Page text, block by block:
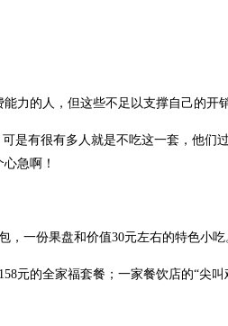
力的人，但这些不足以支撑自己的开销
是有很有多人就是不吃这一套，他们
急啊！
一份果盘和价值30元左右的特色小吃
元的全家福套餐；一家餐饮店的“尖